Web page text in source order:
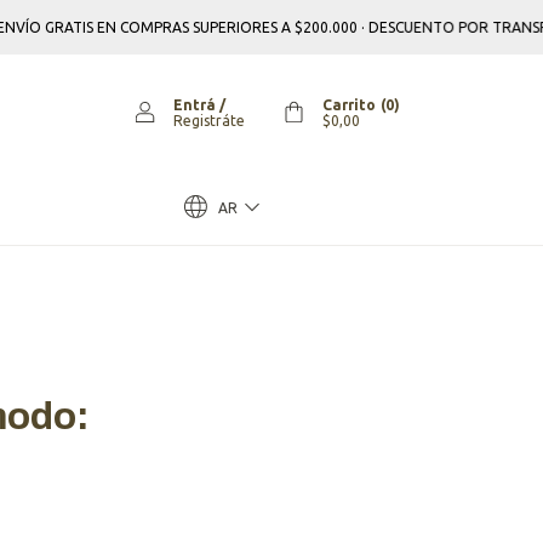
GRATIS EN COMPRAS SUPERIORES A $200.000 · DESCUENTO POR
Entrá /
Registráte
Carrito (0)
$0,00
AR